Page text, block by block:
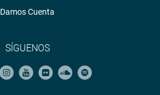
Damos Cuenta
SÍGUENOS